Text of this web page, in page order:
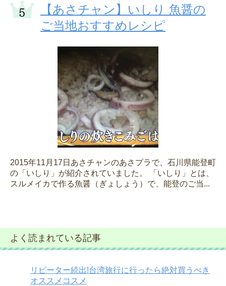
【あさチャン】いしり 魚醤の
ご当地おすすめレシピ
2015年11月17日あさチャンのあさプラで、石川県能登町
の「いしり」が紹介されていました。 「いしり」とは、
スルメイカで作る魚醤（ぎょしょう）で、能登のご当...
よく読まれている記事
リピーター続出!台湾旅行に行ったら絶対買うべき
オススメコスメ